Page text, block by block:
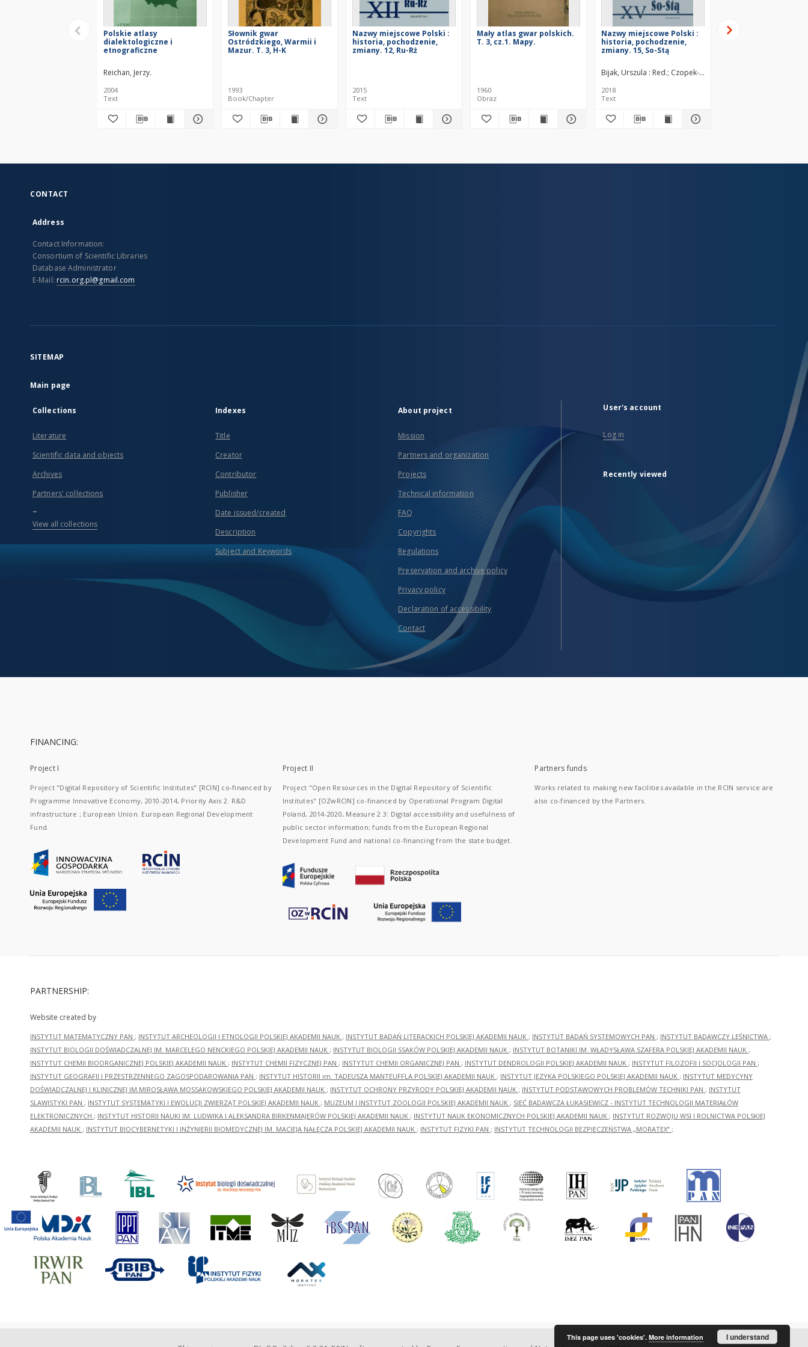
Polskie atlasy
dialektologiczne i
etnograficzne
Reichan, Jerzy.
2004
Text
Słownik gwar
Ostródzkiego, Warmii i
Mazur. T. 3, H-K
1993
Book/Chapter
Nazwy miejscowe Polski :
historia, pochodzenie,
zmiany. 12, Ru-Rż
2015
Text
Mały atlas gwar polskich.
T. 3, cz.1. Mapy.
1960
Obraz
Nazwy miejscowe Polski :
historia, pochodzenie,
zmiany. 15, So-Stą
Bijak, Urszula : Red. Czopek-Kopciuch, Barbara : Red.
2018
Text
Nazwy miejscowe
CONTACT
Address
Contact Information:
Consortium of Scientific Libraries
Database Administrator
E-Mail: rcin.org.pl@gmail.com
SITEMAP
Main page
Collections
Literature
Scientific data and objects
Archives
Partners' collections
...
View all collections
Indexes
Title
Creator
Contributor
Publisher
Date issued/created
Description
Subject and Keywords
About project
Mission
Partners and organization
Projects
Technical information
FAQ
Copyrights
Regulations
Preservation and archive policy
Privacy policy
Declaration of accessibility
Contact
User's account
Log in
Recently viewed
FINANCING:
Project I
Project "Digital Repository of Scientific Institutes" [RCIN] co-financed by
Programme Innovative Economy, 2010-2014, Priority Axis 2. R&D
infrastructure ; European Union. European Regional Development
Fund.
Project II
Project "Open Resources in the Digital Repository of Scientific
Institutes" [OZwRCIN] co-financed by Operational Program Digital
Poland, 2014-2020, Measure 2.3: Digital accessibility and usefulness of
public sector information; funds from the European Regional
Development Fund and national co-financing from the state budget.
Partners funds
Works related to making new facilities available in the RCIN service are
also co-financed by the Partners.
PARTNERSHIP:
Website created by
INSTYTUT MATEMATYCZNY PAN ; INSTYTUT ARCHEOLOGII I ETNOLOGII POLSKIEJ AKADEMII NAUK ; INSTYTUT BADAŃ LITERACKICH POLSKIEJ AKADEMII NAUK ; INSTYTUT BADAŃ SYSTEMOWYCH PAN ; INSTYTUT BADAWCZY LEŚNICTWA ;
INSTYTUT BIOLOGII DOŚWIADCZALNEJ IM. MARCELEGO NENCKIEGO POLSKIEJ AKADEMII NAUK ; INSTYTUT BIOLOGII SSAKÓW POLSKIEJ AKADEMII NAUK ; INSTYTUT BOTANIKI IM. WŁADYSŁAWA SZAFERA POLSKIEJ AKADEMII NAUK ;
INSTYTUT CHEMII BIOORGANICZNEJ POLSKIEJ AKADEMII NAUK ; INSTYTUT CHEMII FIZYCZNEJ PAN ; INSTYTUT CHEMII ORGANICZNEJ PAN ; INSTYTUT DENDROLOGII POLSKIEJ AKADEMII NAUK ; INSTYTUT FILOZOFII I SOCJOLOGII PAN ;
INSTYTUT GEOGRAFII I PRZESTRZENNEGO ZAGOSPODAROWANIA PAN ; INSTYTUT HISTORII im. TADEUSZA MANTEUFFLA POLSKIEJ AKADEMII NAUK ; INSTYTUT JĘZYKA POLSKIEGO POLSKIEJ AKADEMII NAUK ; INSTYTUT MEDYCYNY
DOŚWIADCZALNEJ I KLINICZNEJ IM.MIROSŁAWA MOSSAKOWSKIEGO POLSKIEJ AKADEMII NAUK ; INSTYTUT OCHRONY PRZYRODY POLSKIEJ AKADEMII NAUK ; INSTYTUT PODSTAWOWYCH PROBLEMÓW TECHNIKI PAN ; INSTYTUT
SLAWISTYKI PAN ; INSTYTUT SYSTEMATYKI I EWOLUCJI ZWIERZĄT POLSKIEJ AKADEMII NAUK ; MUZEUM I INSTYTUT ZOOLOGII POLSKIEJ AKADEMII NAUK ; SIEĆ BADAWCZA ŁUKASIEWICZ - INSTYTUT TECHNOLOGII MATERIAŁÓW
ELEKTRONICZNYCH ; INSTYTUT HISTORII NAUKI IM. LUDWIKA I ALEKSANDRA BIRKENMAJERÓW POLSKIEJ AKADEMII NAUK ; INSTYTUT NAUK EKONOMICZNYCH POLSKIEJ AKADEMII NAUK ; INSTYTUT ROZWOJU WSI I ROLNICTWA POLSKIEJ
AKADEMII NAUK ; INSTYTUT BIOCYBERNETYKI I INŻYNIERII BIOMEDYCZNEJ IM. MACIEJA NAŁĘCZA POLSKIEJ AKADEMII NAUK ; INSTYTUT FIZYKI PAN ; INSTYTUT TECHNOLOGII BEZPIECZEŃSTWA „MORATEX” ;
This page uses 'cookies'. More information I understand